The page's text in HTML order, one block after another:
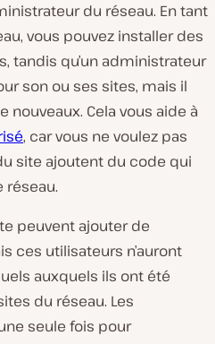
du réseau. En tant
vous pouvez installer des
tandis qu’un administrateur
son ou ses sites, mais il
nouveaux. Cela vous aide à
, car vous ne voulez pas
site ajoutent du code qui
peuvent ajouter de
ces utilisateurs n’auront
auxquels ils ont été
du réseau. Les
seule fois pour